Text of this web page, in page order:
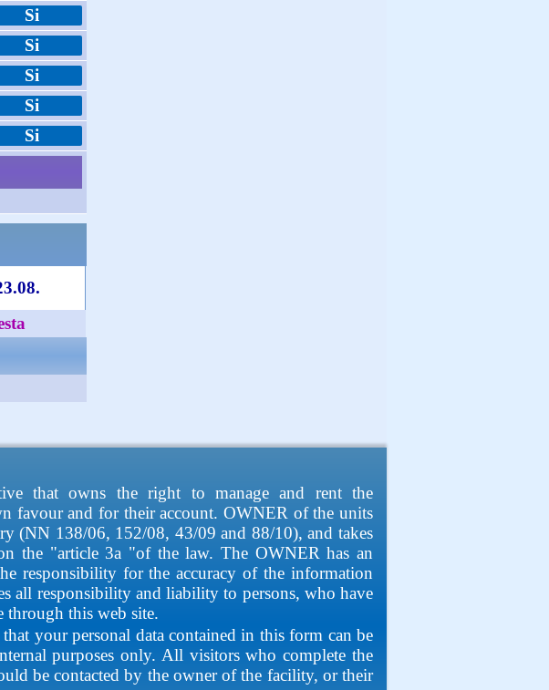
Si
Si
Si
Si
Si
that owns the right to manage and rent the
favour and for their account. OWNER of the units
(NN 138/06, 152/08, 43/09 and 88/10), and takes
the "article 3a "of the law. The OWNER has an
responsibility for the accuracy of the information
all responsibility and liability to persons, who have
through this web site.
your personal data contained in this form can be
purposes only. All visitors who complete the
be contacted by the owner of the facility, or their